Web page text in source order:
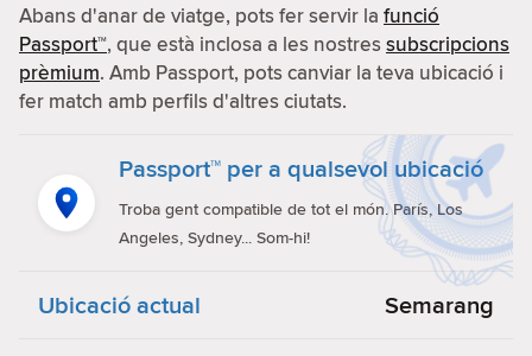
Abans d'anar de viatge, pots fer servir la funció
Passport™, que està inclosa a les nostressubscripcions
prèmium. Amb Passport, pots canviar la teva ubicació i
fer match amb perfils d'altres ciutats.
Passport™ per a qualsevol ubicació
Troba gent compatible de tot el món. París, Los
Angeles, Sydney... Som-hi!
Ubicació actual Semarang